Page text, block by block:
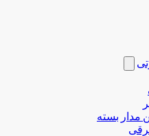
مدار بسته